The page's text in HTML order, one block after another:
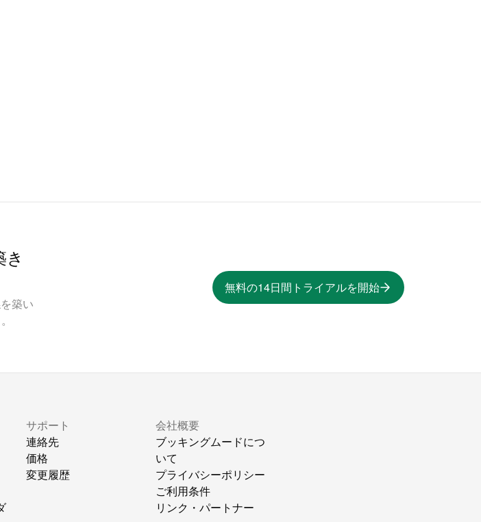
築い
無料の14日間トライアルを開始
サポート
連絡先
価格
変更履歴
会社概要
ブッキングムードにつ
いて
プライバシーポリシー
ご利用条件
リンク・パートナー